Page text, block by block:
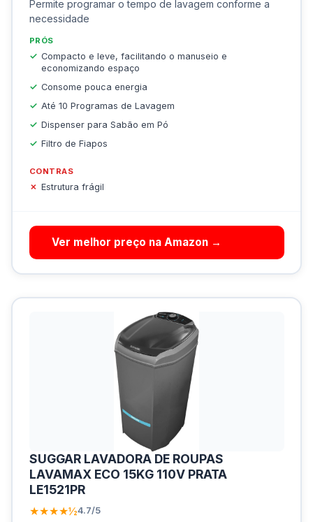
Permite programar o tempo de lavagem conforme a
necessidade
PRÓS
Compacto e leve, facilitando o manuseio e
economizando espaço
Consome pouca energia
Até 10 Programas de Lavagem
Dispenser para Sabão em Pó
Filtro de Fiapos
CONTRAS
Estrutura frágil
Ver melhor preço na Amazon →
SUGGAR LAVADORA DE ROUPAS
LAVAMAX ECO 15KG 110V PRATA
LE1521PR
★★★★½4.7/5